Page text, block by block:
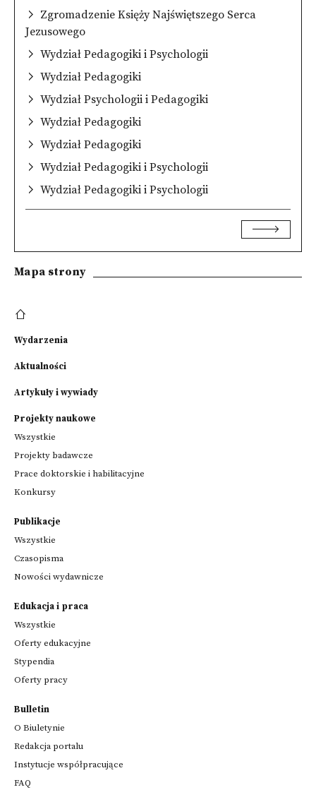
Zgromadzenie Księży Najświętszego Serca
Jezusowego
Wydział Pedagogiki i Psychologii
Wydział Pedagogiki
Wydział Psychologii i Pedagogiki
Wydział Pedagogiki
Wydział Pedagogiki
Wydział Pedagogiki i Psychologii
Wydział Pedagogiki i Psychologii
Mapa strony
Wydarzenia
Aktualności
Artykuły i wywiady
Projekty naukowe
Wszystkie
Projekty badawcze
Prace doktorskie i habilitacyjne
Konkursy
Publikacje
Wszystkie
Czasopisma
Nowości wydawnicze
Edukacja i praca
Wszystkie
Oferty edukacyjne
Stypendia
Oferty pracy
Bulletin
O Biuletynie
Redakcja portalu
Instytucje współpracujące
FAQ